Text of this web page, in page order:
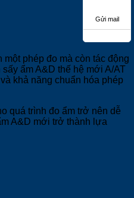
phép đo mà còn tác động
sấy ẩm A&D thế hệ mới A/AT
khả năng chuẩn hóa phép
quá trình đo ẩm trở nên dễ
A&D mới trở thành lựa
Gửi mail